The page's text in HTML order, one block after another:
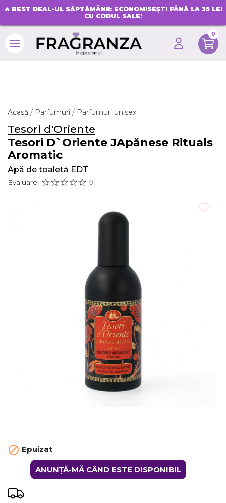
🔥 BEST DEAL-UL SĂPTĂMÂNII: ECONOMISEȘTI PÂNĂ LA 35 LEI
CU CODUL SALE!
0
Acasă Parfumuri Parfumuri unisex
Tesori d'Oriente
Tesori D`Oriente JApănese Rituals
Aromatic
Apă de toaletă EDT
Evaluare: 0
 Epuizat
ANUNȚĂ-MĂ CÂND ESTE DISPONIBIL